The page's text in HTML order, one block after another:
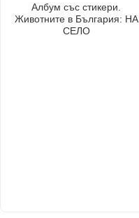
Албум със стикери.
Животните в България: НА
СЕЛО